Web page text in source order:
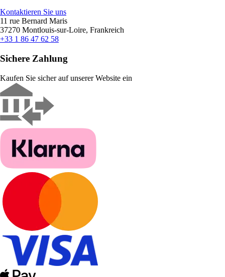
Kontaktieren Sie uns
11 rue Bernard Maris
37270 Montlouis-sur-Loire, Frankreich
+33 1 86 47 62 58
Sichere Zahlung
Kaufen Sie sicher auf unserer Website ein